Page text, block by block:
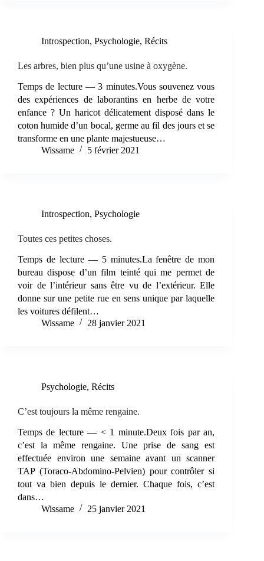
Introspection, Psychologie, Récits
Les arbres, bien plus qu’une usine à oxygène.
Temps de lecture — 3 minutes.Vous souvenez vous
des expériences de laborantins en herbe de votre
enfance ? Un haricot délicatement disposé dans le
coton humide d’un bocal, germe au fil des jours et se
transforme en une plante majestueuse…
Wissame
5 février 2021
Introspection, Psychologie
Toutes ces petites choses.
Temps de lecture — 5 minutes.La fenêtre de mon
bureau dispose d’un film teinté qui me permet de
voir de l’intérieur sans être vu de l’extérieur. Elle
donne sur une petite rue en sens unique par laquelle
les voitures défilent…
Wissame
28 janvier 2021
Psychologie, Récits
C’est toujours la même rengaine.
Temps de lecture — < 1 minute.Deux fois par an,
c’est la même rengaine. Une prise de sang est
effectuée environ une semaine avant un scanner
TAP (Toraco-Abdomino-Pelvien) pour contrôler si
tout va bien depuis le dernier. Chaque fois, c’est
dans…
Wissame
25 janvier 2021